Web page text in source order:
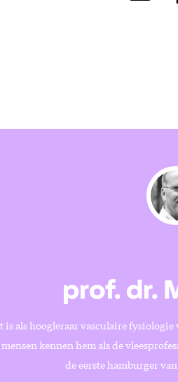
prof. dr.
is als hoogleraar vasculaire
mensen kennen hem als de
de eerste hamburger